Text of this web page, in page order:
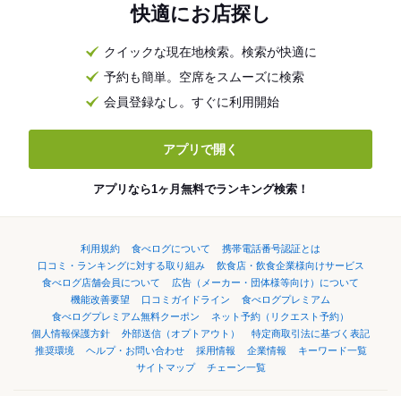
快適にお店探し
クイックな現在地検索。検索が快適に
予約も簡単。空席をスムーズに検索
会員登録なし。すぐに利用開始
アプリで開く
アプリなら1ヶ月無料でランキング検索！
利用規約 食べログについて
携帯電話番号認証とは
口コミ・ランキングに対する取り組み
飲食店・飲食企業様向けサービス
食べログ店舗会員について
広告（メーカー・団体様等向け）について
機能改善要望
口コミガイドライン
食べログプレミアム
食べログプレミアム無料クーポン
ネット予約（リクエスト予約）
個人情報保護方針
外部送信（オプトアウト）
特定商取引法に基づく表記
推奨環境
ヘルプ・お問い合わせ 採用情報 企業情報
キーワード一覧
サイトマップ
チェーン一覧